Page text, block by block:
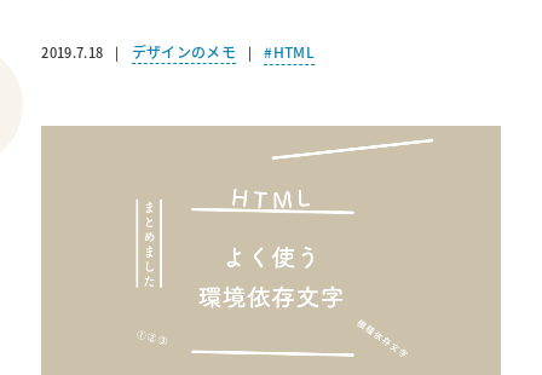
2019.7.18 デザインのメモ HTML